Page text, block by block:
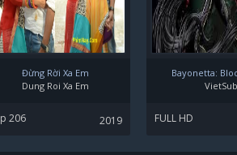
Đừng Rời Xa Em
Dung Roi Xa Em
206 2019
Bayonetta:
VietSub
FULL HD